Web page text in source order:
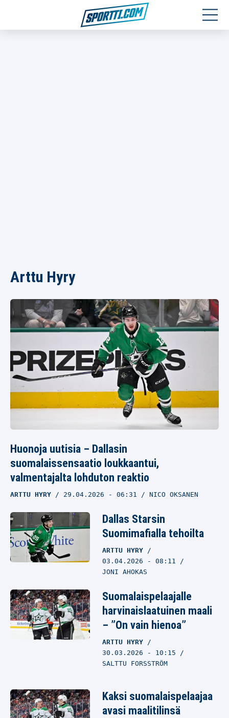
Arttu Hyry
Huonoja uutisia – Dallasin
suomalaissensaatio loukkaantui,
valmentajalta lohduton reaktio
ARTTU HYRY 29.04.2026 - 06:31 NICO OKSANEN
Dallas Starsin
Suomimafialla tehoilta
ARTTU HYRY
03.04.2026 - 08:11
JONI AHOKAS
Suomalaispelaajalle
harvinaislaatuinen maali
– ”On vain hienoa”
ARTTU HYRY
30.03.2026 - 10:15
SALTTU FORSSTRÖM
Kaksi suomalaispelaajaa
avasi maalitilinsä